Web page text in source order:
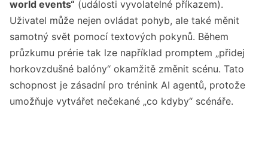
world events“ (události vyvolatelné příkazem).
Uživatel může nejen ovládat pohyb, ale také měnit
samotný svět pomocí textových pokynů. Během
průzkumu prérie tak lze například promptem „přidej
horkovzdušné balóny“ okamžitě změnit scénu. Tato
schopnost je zásadní pro trénink AI agentů, protože
umožňuje vytvářet nečekané „co kdyby“ scénáře.